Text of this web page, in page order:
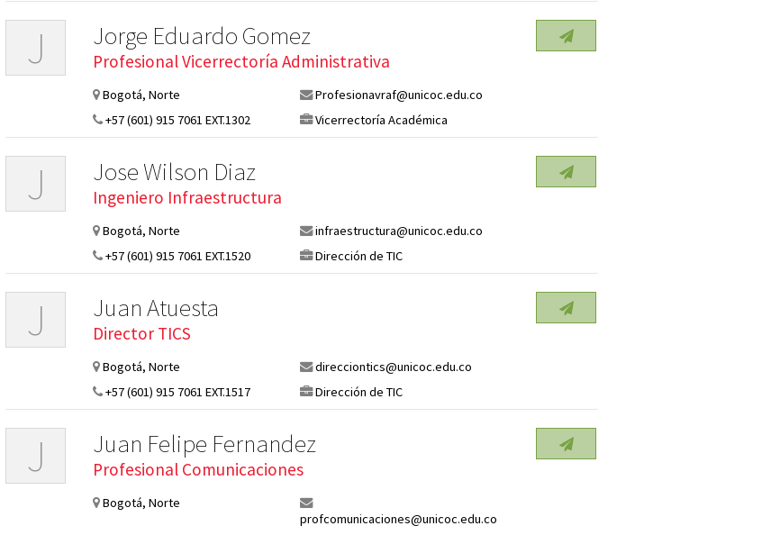
J Jorge Eduardo Gomez
Profesional Vicerrectoría Administrativa
Bogotá, Norte
Profesionavraf@unicoc.edu.co
+57 (601) 915 7061 EXT.1302
Vicerrectoría Académica
J Jose Wilson Diaz
Ingeniero Infraestructura
Bogotá, Norte
infraestructura@unicoc.edu.co
+57 (601) 915 7061 EXT.1520
Dirección de TIC
J Juan Atuesta
Director TICS
Bogotá, Norte
direcciontics@unicoc.edu.co
+57 (601) 915 7061 EXT.1517
Dirección de TIC
J Juan Felipe Fernandez
Profesional Comunicaciones
Bogotá, Norte
profcomunicaciones@unicoc.edu.co